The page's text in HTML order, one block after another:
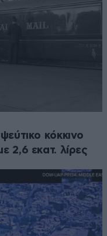
κόκκινο
2,6 εκατ. λίρες